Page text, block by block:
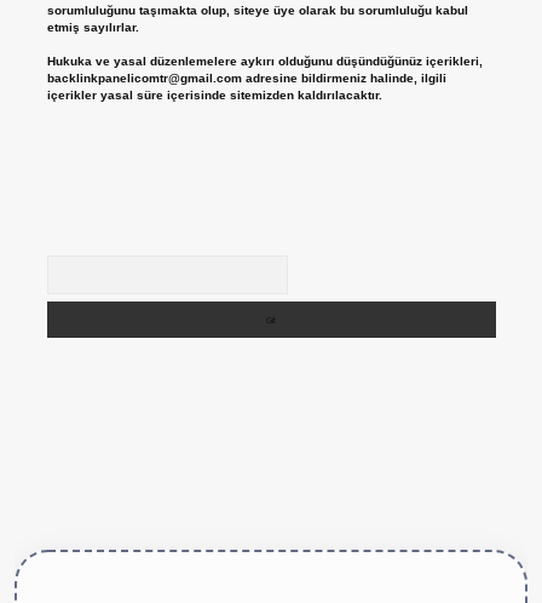
sorumluluğunu taşımakta olup, siteye üye olarak bu sorumluluğu kabul
etmiş sayılırlar.
Hukuka ve yasal düzenlemelere aykırı olduğunu düşündüğünüz içerikleri,
backlinkpanelicomtr@gmail.comadresine bildirmeniz halinde, ilgili
içerikler yasal süre içerisinde sitemizden kaldırılacaktır.